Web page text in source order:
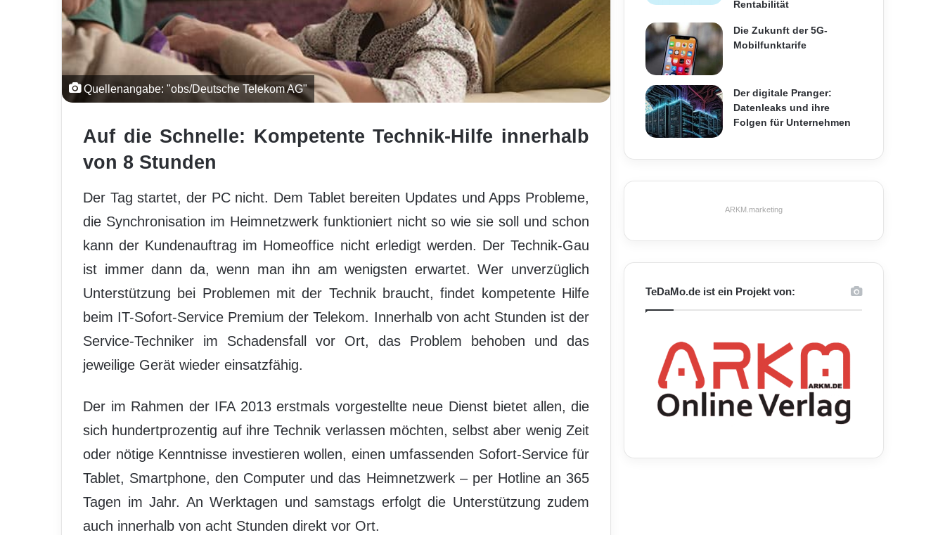
Quellenangabe: "obs/Deutsche Telekom AG"
Auf die Schnelle: Kompetente Technik-Hilfe innerhalb
von 8 Stunden
Der Tag startet, der PC nicht. Dem Tablet bereiten Updates und Apps Probleme,
die Synchronisation im Heimnetzwerk funktioniert nicht so wie sie soll und schon
kann der Kundenauftrag im Homeoffice nicht erledigt werden. Der Technik-Gau
ist immer dann da, wenn man ihn am wenigsten erwartet. Wer unverzüglich
Unterstützung bei Problemen mit der Technik braucht, findet kompetente Hilfe
beim IT-Sofort-Service Premium der Telekom. Innerhalb von acht Stunden ist der
Service-Techniker im Schadensfall vor Ort, das Problem behoben und das
jeweilige Gerät wieder einsatzfähig.
Der im Rahmen der IFA 2013 erstmals vorgestellte neue Dienst bietet allen, die
sich hundertprozentig auf ihre Technik verlassen möchten, selbst aber wenig Zeit
oder nötige Kenntnisse investieren wollen, einen umfassenden Sofort-Service für
Tablet, Smartphone, den Computer und das Heimnetzwerk – per Hotline an 365
Tagen im Jahr. An Werktagen und samstags erfolgt die Unterstützung zudem
auch innerhalb von acht Stunden direkt vor Ort.
Rentabilität
Die Zukunft der 5G-
Mobilfunktarife
Der digitale Pranger:
Datenleaks und ihre
Folgen für Unternehmen
ARKM.marketing
TeDaMo.de ist ein Projekt von: